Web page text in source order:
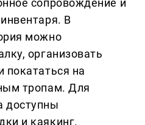
сопровождение и
В
можно
организовать
покататься на
тропам. Для
доступны
и каякинг.